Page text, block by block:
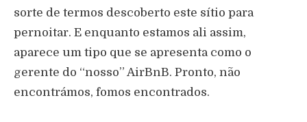
sorte de termos descoberto este sítio para
pernoitar. E enquanto estamos ali assim,
aparece um tipo que se apresenta como o
gerente do “nosso” AirBnB. Pronto, não
encontrámos, fomos encontrados.